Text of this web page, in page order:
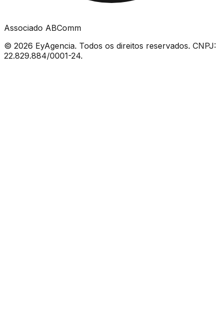
Associado ABComm
© 2026 EyAgencia. Todos os direitos reservados. CNPJ:
22.829.884/0001-24.